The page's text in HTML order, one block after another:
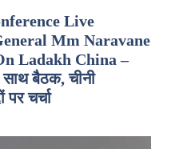
Live
Mm Naravane
Ladakh China –
साथ बैठक, चीनी
पर चर्चा